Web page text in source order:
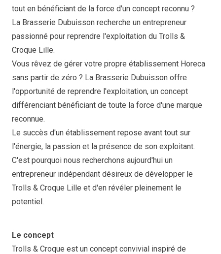
tout en bénéficiant de la force d'un concept reconnu ?
La Brasserie Dubuisson recherche un entrepreneur
passionné pour reprendre l'exploitation du Trolls &
Croque Lille.
Vous rêvez de gérer votre propre établissement Horeca
sans partir de zéro ? La Brasserie Dubuisson offre
l'opportunité de reprendre l'exploitation, un concept
différenciant bénéficiant de toute la force d'une marque
reconnue.
Le succès d'un établissement repose avant tout sur
l'énergie, la passion et la présence de son exploitant.
C'est pourquoi nous recherchons aujourd'hui un
entrepreneur indépendant désireux de développer le
Trolls & Croque Lille et d'en révéler pleinement le
potentiel.
Le concept
Trolls & Croque est un concept convivial inspiré de